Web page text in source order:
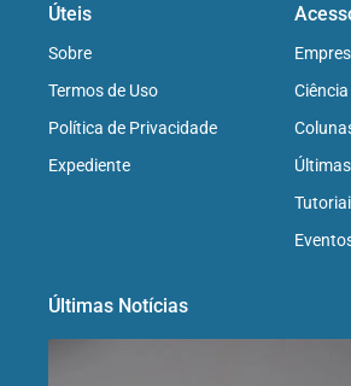
Úteis
Sobre
Termos de Uso
Política de Privacidade
Expediente
Últimas Notícias